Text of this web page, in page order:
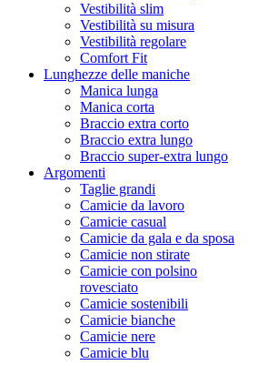
Vestibilità slim
Vestibilità su misura
Vestibilità regolare
Comfort Fit
Lunghezze delle maniche
Manica lunga
Manica corta
Braccio extra corto
Braccio extra lungo
Braccio super-extra lungo
Argomenti
Taglie grandi
Camicie da lavoro
Camicie casual
Camicie da gala e da sposa
Camicie non stirate
Camicie con polsino
rovesciato
Camicie sostenibili
Camicie bianche
Camicie nere
Camicie blu